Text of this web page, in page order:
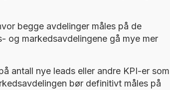
begge avdelinger måles på de
og markedsavdelingene gå mye mer
antall nye leads eller andre KPI-er som
bør definitivt måles på